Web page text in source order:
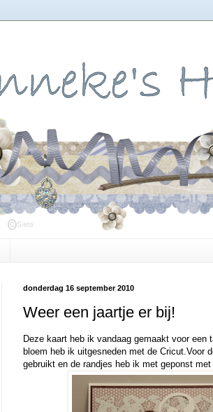
donderdag 16 september 2010
Weer een jaartje er bij!
Deze kaart heb ik vandaag gemaakt voor een
bloem heb ik uitgesneden met de Cricut.Voor
gebruikt en de randjes heb ik met geponst